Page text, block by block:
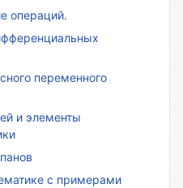
операций.
переменного
и элементы
с примерами